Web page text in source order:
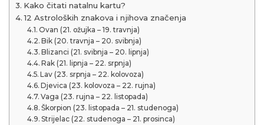
Kako čitati natalnu kartu?
12 Astroloških znakova i njihova značenja
Ovan (21. ožujka – 19. travnja)
Bik (20. travnja – 20. svibnja)
Blizanci (21. svibnja – 20. lipnja)
Rak (21. lipnja – 22. srpnja)
Lav (23. srpnja – 22. kolovoza)
Djevica (23. kolovoza – 22. rujna)
Vaga (23. rujna – 22. listopada)
Škorpion (23. listopada – 21. studenoga)
Strijelac (22. studenoga – 21. prosinca)